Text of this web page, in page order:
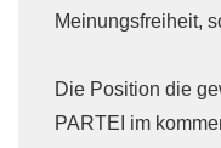
Meinungsfreiheit,
Die Position die
PARTEI im